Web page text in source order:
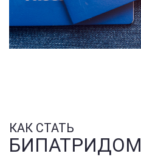
КАК СТАТЬ
БИПАТРИДОМ